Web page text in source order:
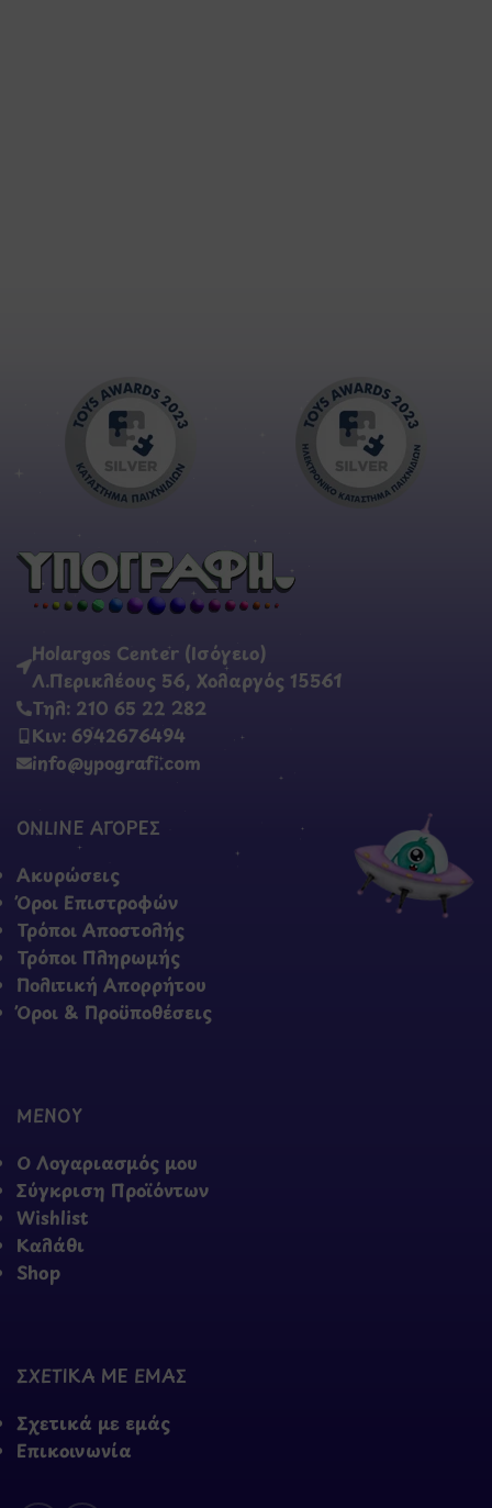
Holargos Center (Ισόγειο)
Λ.Περικλέους 56, Χολαργός 15561
Τηλ: 210 65 22 282
Κιν: 6942676494
info@ypografi.com
ONLINE ΑΓΟΡΕΣ
Ακυρώσεις
Όροι Επιστροφών
Τρόποι Αποστολής
Τρόποι Πληρωμής
Πολιτική Απορρήτου
Όροι & Προϋποθέσεις
ΜΕΝΟΥ
Ο Λογαριασμός μου
Σύγκριση Προϊόντων
Wishlist
Καλάθι
Shop
ΣΧΕΤΙΚΑ ΜΕ ΕΜΑΣ
Σχετικά με εμάς
Επικοινωνία